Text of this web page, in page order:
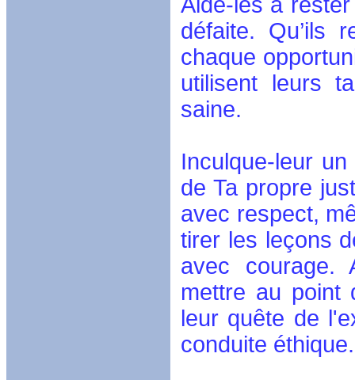
défaite. Qu’ils
chaque
utilisent leurs
saine.
Inculque-leur
de Ta propre
avec respect,
tirer les leçons
avec courage.
mettre au point
leur quête de
conduite éthique.